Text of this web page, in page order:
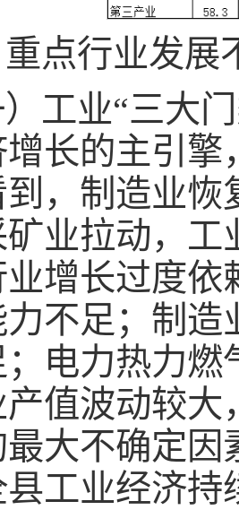
点行业发展
）工业“三大
长的主引擎
，制造业恢
业拉动，工
增长过度依
力不足；制
电力热力
值波动较大
大不确定因
工业经济持